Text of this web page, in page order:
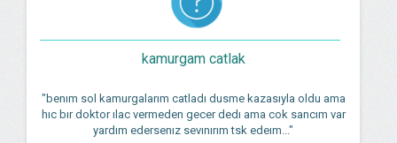
kamurgam catlak
"benım sol kamurgalarım catladı dusme kazasıyla oldu ama
hıc bır doktor ılac vermeden gecer dedı ama cok sancım var
yardım edersenız sevınırım tsk edeım..."